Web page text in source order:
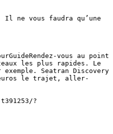
ne vous faudra qu’une
vous au point
les plus rapides. Le
Seatran Discovery
euros le trajet, aller-
?